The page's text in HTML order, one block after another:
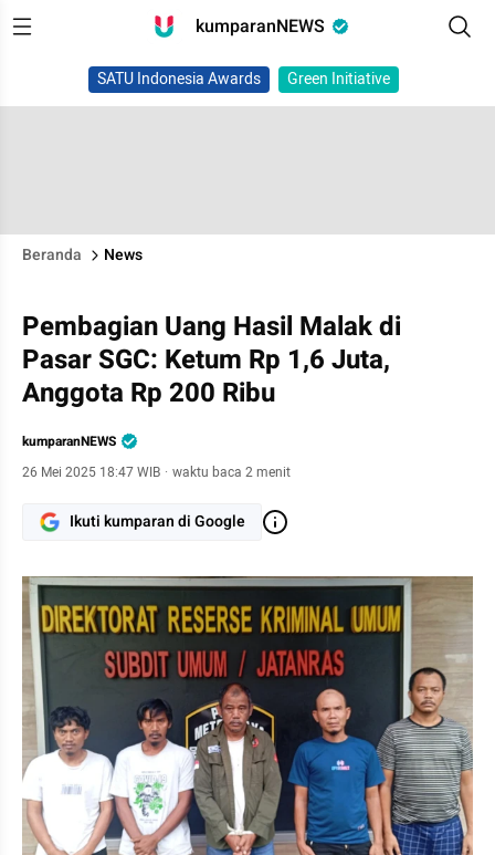
kumparanNEWS
SATU Indonesia Awards Green Initiative
Beranda News
Pembagian Uang Hasil Malak di
Pasar SGC: Ketum Rp 1,6 Juta,
Anggota Rp 200 Ribu
kumparanNEWS
26 Mei 2025 18:47 WIB · waktu baca 2 menit
Ikuti kumparan di Google